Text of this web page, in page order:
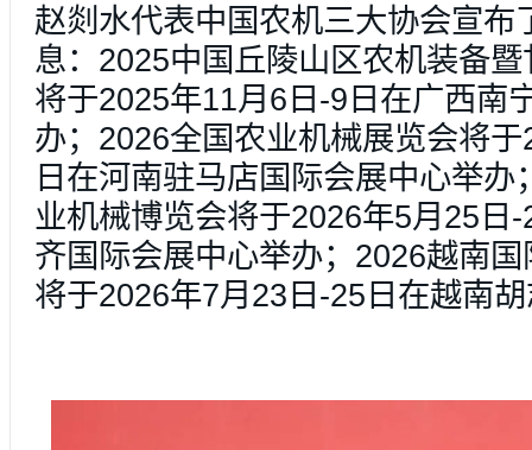
赵剡水代表中国农机三大协会宣布
息：2025中国丘陵山区农机装备
将于2025年11月6日-9日在广西南
办；2026全国农业机械展览会将
日在河南驻马店国际会展中心举办
业机械博览会将于2026年5月25日
齐国际会展中心举办；2026越南
将于2026年7月23日-25日在越南